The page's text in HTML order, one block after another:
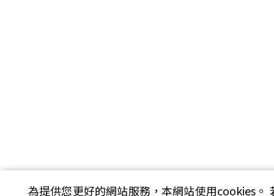
為提供您更好的網站服務，本網站使用cookies。